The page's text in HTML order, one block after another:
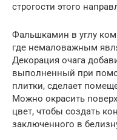
строгости этого
Фальшкамин в углу
где немаловажным
Декорация очага
выполненный при
плитки, сделает
Можно окрасить
цвет, чтобы создать
заключенного в